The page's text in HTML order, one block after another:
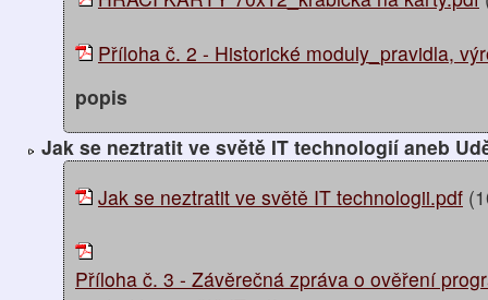
Příloha č. 2 - Historické moduly_pravidla,
popis
Jak se neztratit ve světě IT technologií aneb
Jak se neztratit ve světě IT technologii.pdf
Příloha č. 3 - Závěrečná zpráva o ověření